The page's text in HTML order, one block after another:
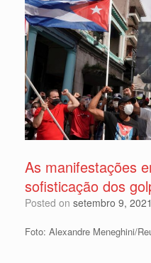
As manifestações
sofisticação dos
Posted on setembro 9, 2021
Foto: Alexandre Meneghini/